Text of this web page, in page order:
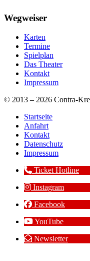
Wegweiser
Karten
Termine
Spielplan
Das Theater
Kontakt
Impressum
© 2013 – 2026 Contra-
Startseite
Anfahrt
Kontakt
Datenschutz
Impressum
Ticket Hotline
Instagram
Facebook
YouTube
Newsletter